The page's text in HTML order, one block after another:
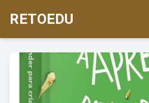
RETOEDU